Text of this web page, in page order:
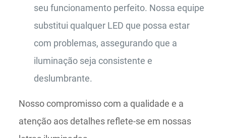
seu funcionamento perfeito. Nossa equipe
substitui qualquer LED que possa estar
com problemas, assegurando que a
iluminação seja consistente e
deslumbrante.
Nosso compromisso com a qualidade e a
atenção aos detalhes reflete-se em nossas